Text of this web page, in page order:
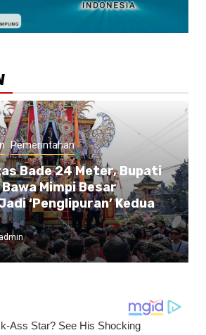
Pemerintahan
Bade 24 Meter, Bupati
Mimpi Besar
‘Penglipuran’ Kedua